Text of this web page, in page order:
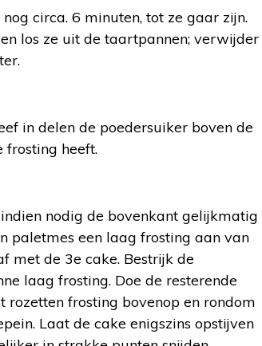
circa. 6 minuten, tot ze gaar zijn.
los ze uit de taartpannen; verwijder
in delen de poedersuiker boven de
frosting heeft.
nodig de bovenkant gelijkmatig
paletmes een laag frosting aan van
met de 3e cake. Bestrijk de
laag frosting. Doe de resterende
frosting bovenop en rondom
Laat de cake enigszins opstijven